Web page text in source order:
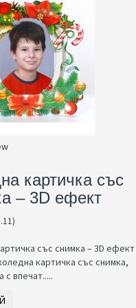
картичка със
– 3D ефект
със снимка – 3D ефект
картичка със снимка,
впечат.....